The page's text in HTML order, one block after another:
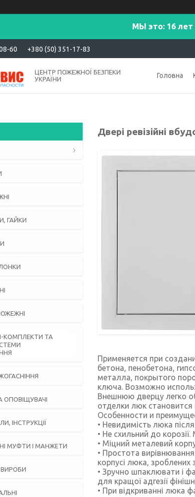
МЫ это: 16 лет
60 +380 (50) 351-17-83
ЦЕНТР ПОЖЕЖНОЇ БЕЗПЕКИ
УКРАЇНИ
Головна
Двері ревізійні
Применяется при
бетона, пенобетона,
металла, покрытого
ключа. Возможно
Внешнюю дверцу легко
отделки люк
Особенности и
• Невидимість люка
• Не схильний до
• Міцний металевий
• Простота
корпусі люка,
• Зручно шпаклювати і
для кращої адгезії
• При відкриванні люка
ГАЙКИ
КОМПЛЕКТИ ТА
ОПОВІЩУВАЧІ
ІНСТРУКЦІЇ
МУФТИ І МАНЖЕТИ
ВИРОБИ